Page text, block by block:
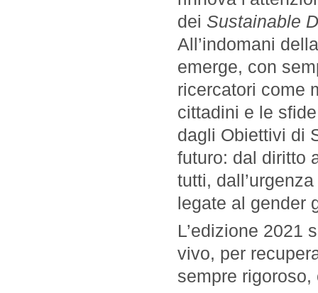
dei Sustainable
All’indomani
emerge, con
ricercatori come
cittadini e le
dagli Obiettivi di
futuro: dal diritto
tutti,
legate al gender
L’edizione 2021
vivo, per
sempre rigoroso,